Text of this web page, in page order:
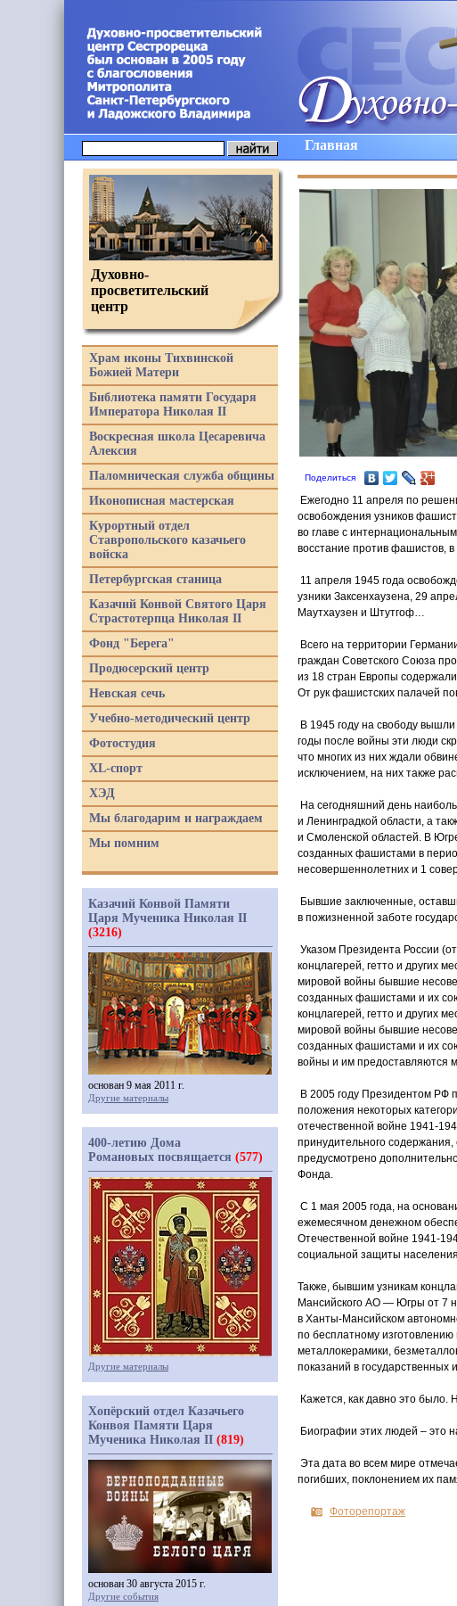
Главная
Поделиться
Ежегодно 11 апреля по
освобождения узников
во главе с
восстание против фашистов, в
11 апреля 1945 года
узники Заксенхаузена, 29
Маутхаузен и Штутгоф…
Всего на территории
граждан Советского Союза
из 18 стран Европы
От рук фашистских палачей
В 1945 году на свободу
годы после войны эти люди
что многих из них ждали
исключением, на них также
На сегодняшний день
и Ленинградкой области, а
и Смоленской областей. В
созданных фашистами в
несовершеннолетних и 1
Бывшие заключенные,
в пожизненной заботе
Указом Президента России (
концлагерей, гетто и других
мировой войны бывшие
созданных фашистами и их
концлагерей, гетто и других
мировой войны бывшие
созданных фашистами и их
войны и им предоставляются
В 2005 году Президентом РФ
положения некоторых
отечественной войне 1941-
принудительного
предусмотрено
Фонда.
С 1 мая 2005 года, на
ежемесячном денежном
Отечественной войне 1941-
социальной защиты
Также, бывшим узникам
Мансийского АО — Югры от 7
в Ханты-Мансийском
по бесплатному
металлокерамики,
показаний в
Кажется, как давно это было.
Биографии этих людей – это
Эта дата во всем мире
погибших, поклонением их
Фоторепортаж
Духовно-
просветительский
центр
Храм иконы Тихвинской
Божией Матери
Библиотека памяти Государя
Императора Николая II
Воскресная школа Цесаревича
Алексия
Паломническая служба общины
Иконописная мастерская
Курортный отдел
Ставропольского казачьего
войска
Петербургская станица
Казачий Конвой Святого Царя
Страстотерпца Николая II
Фонд "Берега"
Продюсерский центр
Невская сечь
Учебно-методический центр
Фотостудия
XL-спорт
ХЭД
Мы благодарим и награждаем
Мы помним
Казачий Конвой Памяти
Царя Мученика Николая II
(3216)
основан 9 мая 2011 г.
Другие материалы
400-летию Дома
Романовых посвящается (577)
Другие материалы
Хопёрский отдел Казачьего
Конвоя Памяти Царя
Мученика Николая II (819)
основан 30 августа 2015 г.
Другие события